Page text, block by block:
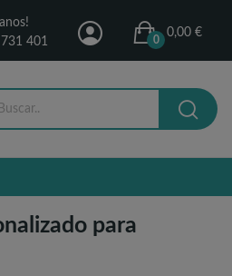
401
0,00 €
0
para